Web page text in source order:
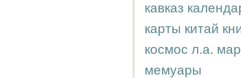
кавказ
карты китай
космос л.а.
мемуары